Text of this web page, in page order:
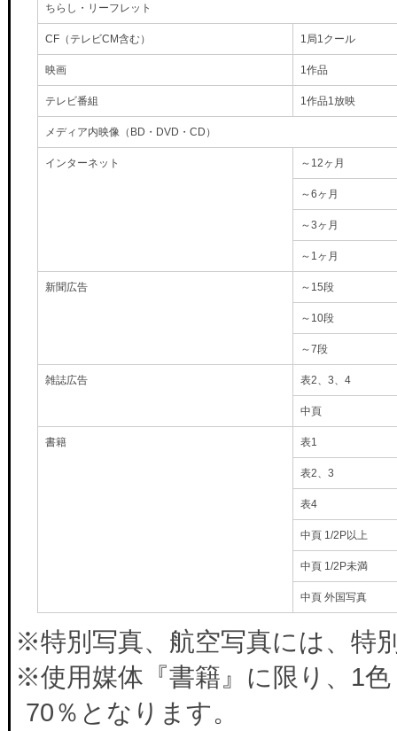
ちらし・リーフレット
CF（テレビCM含む） 1局1クール
映画 1作品
テレビ番組 1作品1放映
メディア内映像（BD・DVD・CD）
インターネット ～12ヶ月
～6ヶ月
～3ヶ月
～1ヶ月
新聞広告 ～15段
～10段
～7段
雑誌広告 表2、3、4
中頁
書籍 表1
表2、3
表4
中頁 1/2P以上
中頁 1/2P未満
中頁 外国写真
※特別写真、航空写真には、特
※使用媒体『書籍』に限り、1
70％となります。